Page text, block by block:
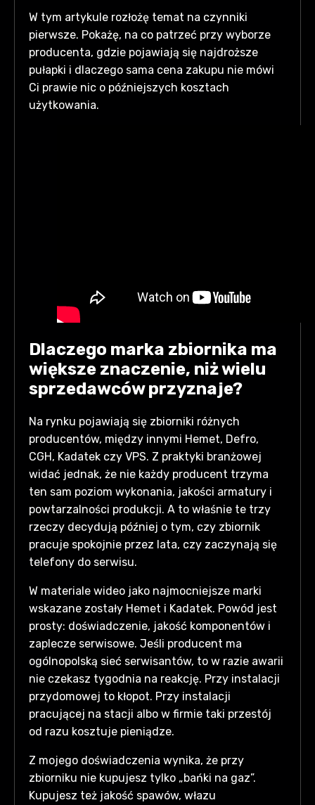
technicznym (UDT) i komplecie
dokumentów przy rewizji —
oszczędność na zakupie może
kosztować znacznie więcej.
W tym artykule rozłożę temat na czynniki
pierwsze. Pokażę, na co patrzeć przy wyborze
producenta, gdzie pojawiają się najdroższe
pułapki i dlaczego sama cena zakupu nie mówi
Ci prawie nic o późniejszych kosztach
użytkowania.
Dlaczego marka zbiornika ma
większe znaczenie, niż wielu
sprzedawców przyznaje?
Na rynku pojawiają się zbiorniki różnych
producentów, między innymi Hemet, Defro,
CGH, Kadatek czy VPS. Z praktyki branżowej
widać jednak, że nie każdy producent trzyma
ten sam poziom wykonania, jakości armatury i
powtarzalności produkcji. A to właśnie te trzy
rzeczy decydują później o tym, czy zbiornik
pracuje spokojnie przez lata, czy zaczynają się
telefony do serwisu.
W materiale wideo jako najmocniejsze marki
wskazane zostały Hemet i Kadatek. Powód jest
prosty: doświadczenie, jakość komponentów i
zaplecze serwisowe. Jeśli producent ma
ogólnopolską sieć serwisantów, to w razie awarii
nie czekasz tygodnia na reakcję. Przy instalacji
przydomowej to kłopot. Przy instalacji
pracującej na stacji albo w firmie taki przestój
od razu kosztuje pieniądze.
Z mojego doświadczenia wynika, że przy
zbiorniku nie kupujesz tylko „bańki na gaz”.
Kupujesz też jakość spawów, włazu